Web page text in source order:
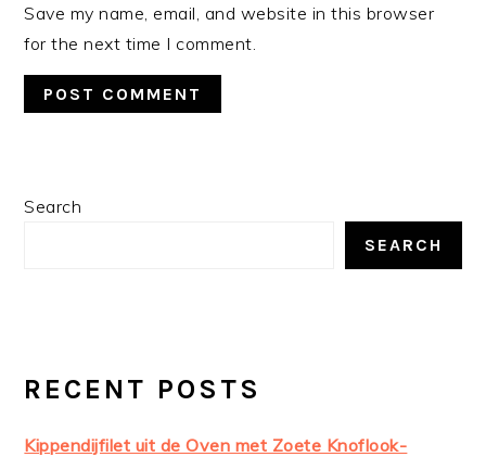
Save my name, email, and website in this browser
for the next time I comment.
PRIMARY
Search
SEARCH
RECENT POSTS
Kippendijfilet uit de Oven met Zoete Knoflook-